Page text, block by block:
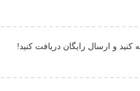
کنید و ارسال رایگان دریافت کنید!